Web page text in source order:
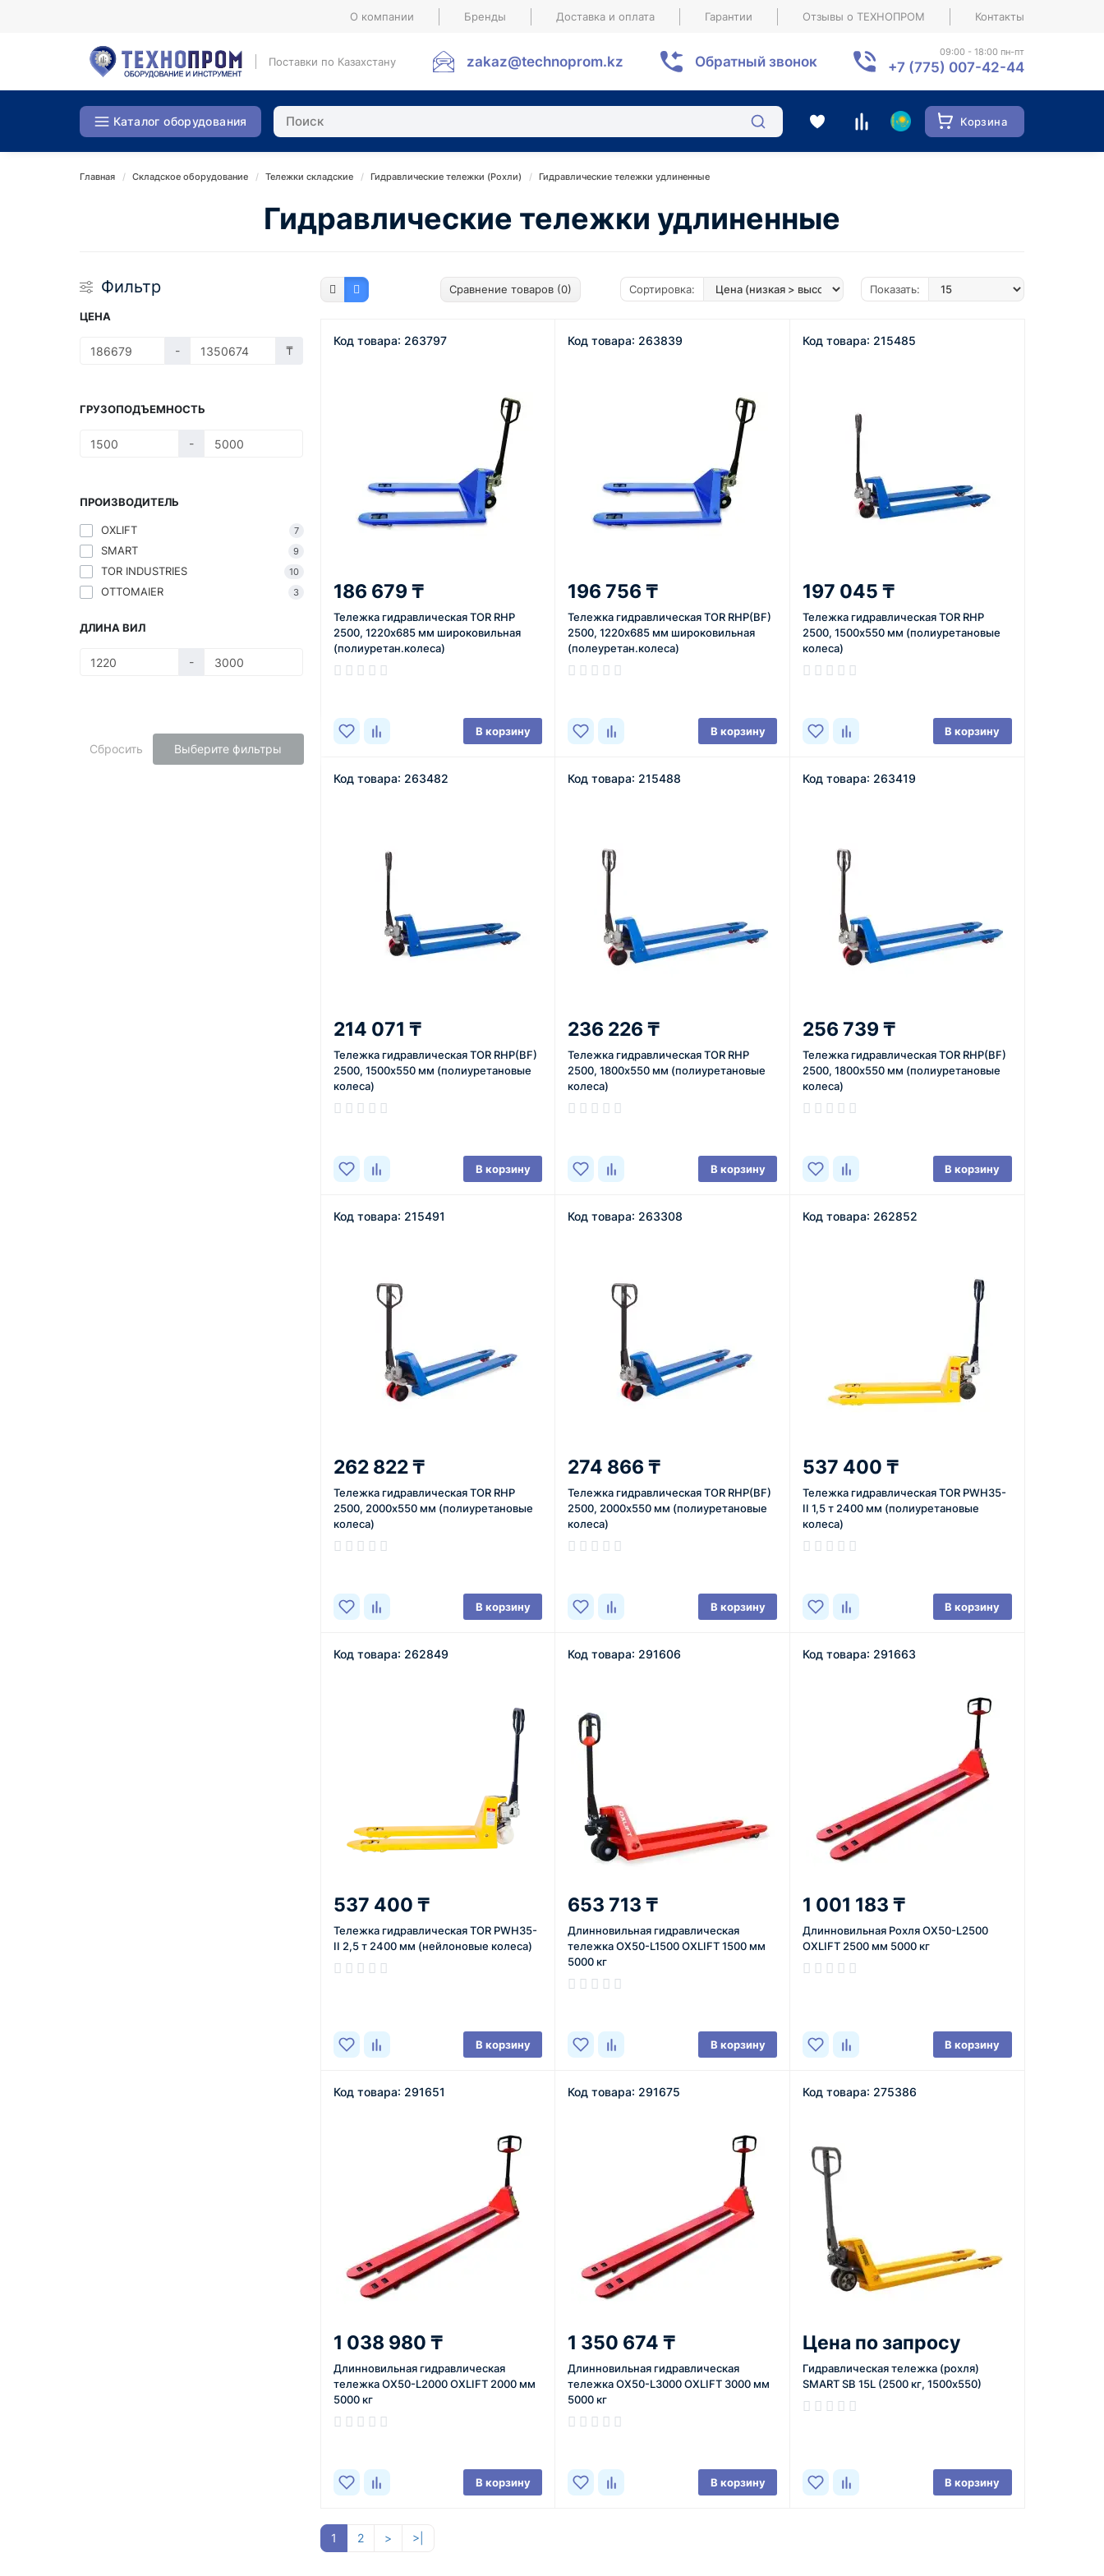
О компании Бренды Доставка и оплата Гарантии Отзывы о ТЕХНОПРОМ Контакты
Поставки по Казахстану zakaz@technoprom.kz Обратный звонок
09:00 - 18:00 пн-пт
+7 (775) 007-42-44
Каталог оборудования Корзина
Главная Складское оборудование Тележки складские Гидравлические тележки (Рохли) Гидравлические тележки удлиненные
Гидравлические тележки удлиненные
Фильтр
ЦЕНА
- ₸
ГРУЗОПОДЪЕМНОСТЬ
-
ПРОИЗВОДИТЕЛЬ
OXLIFT 7
SMART 9
TOR INDUSTRIES 10
OTTOMAIER 3
ДЛИНА ВИЛ
-
Сбросить Выберите фильтры
Сравнение товаров (0) Сортировка: Показать:
Код товара: 263797
186 679 ₸
Тележка гидравлическая TOR RHP
2500, 1220х685 мм широковильная
(полиуретан.колеса)
В корзину
Код товара: 263839
196 756 ₸
Тележка гидравлическая TOR RHP(BF)
2500, 1220х685 мм широковильная
(полеуретан.колеса)
В корзину
Код товара: 215485
197 045 ₸
Тележка гидравлическая TOR RHP
2500, 1500х550 мм (полиуретановые
колеса)
В корзину
Код товара: 263482
214 071 ₸
Тележка гидравлическая TOR RHP(BF)
2500, 1500х550 мм (полиуретановые
колеса)
В корзину
Код товара: 215488
236 226 ₸
Тележка гидравлическая TOR RHP
2500, 1800х550 мм (полиуретановые
колеса)
В корзину
Код товара: 263419
256 739 ₸
Тележка гидравлическая TOR RHP(BF)
2500, 1800х550 мм (полиуретановые
колеса)
В корзину
Код товара: 215491
262 822 ₸
Тележка гидравлическая TOR RHP
2500, 2000х550 мм (полиуретановые
колеса)
В корзину
Код товара: 263308
274 866 ₸
Тележка гидравлическая TOR RHP(BF)
2500, 2000х550 мм (полиуретановые
колеса)
В корзину
Код товара: 262852
537 400 ₸
Тележка гидравлическая TOR PWH35-
II 1,5 т 2400 мм (полиуретановые
колеса)
В корзину
Код товара: 262849
537 400 ₸
Тележка гидравлическая TOR PWH35-
II 2,5 т 2400 мм (нейлоновые колеса)
В корзину
Код товара: 291606
653 713 ₸
Длинновильная гидравлическая
тележка OX50-L1500 OXLIFT 1500 мм
5000 кг
В корзину
Код товара: 291663
1 001 183 ₸
Длинновильная Рохля OX50-L2500
OXLIFT 2500 мм 5000 кг
В корзину
Код товара: 291651
1 038 980 ₸
Длинновильная гидравлическая
тележка OX50-L2000 OXLIFT 2000 мм
5000 кг
В корзину
Код товара: 291675
1 350 674 ₸
Длинновильная гидравлическая
тележка OX50-L3000 OXLIFT 3000 мм
5000 кг
В корзину
Код товара: 275386
Цена по запросу
Гидравлическая тележка (роxля)
SMART SB 15L (2500 кг, 1500x550)
В корзину
1 2 > >|